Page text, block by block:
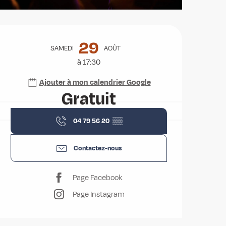
et coordonnées
SAMEDI 29 AOÛT
à 17:30
Ajouter à mon calendrier Google
Gratuit
04 79 56 20 ▒▒
Contactez-nous
Page Facebook
Page Instagram